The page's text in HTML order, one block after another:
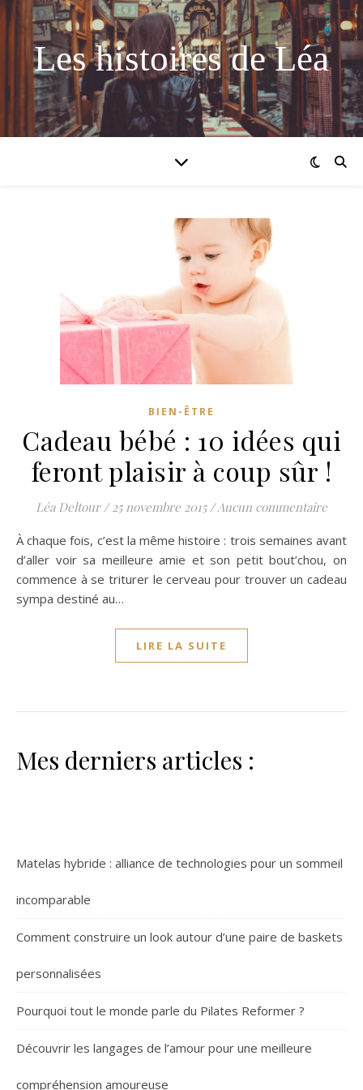
Les histoires de Léa
BIEN-ÊTRE
Cadeau bébé : 10 idées qui
feront plaisir à coup sûr !
Léa Deltour / 25 novembre 2015 /Aucun commentaire
À chaque fois, c’est la même histoire : trois semaines avant
d’aller voir sa meilleure amie et son petit bout’chou, on
commence à se triturer le cerveau pour trouver un cadeau
sympa destiné au…
LIRE LA SUITE
Mes derniers articles :
Matelas hybride : alliance de technologies pour un sommeil
incomparable
Comment construire un look autour d’une paire de baskets
personnalisées
Pourquoi tout le monde parle du Pilates Reformer ?
Découvrir les langages de l’amour pour une meilleure
compréhension amoureuse